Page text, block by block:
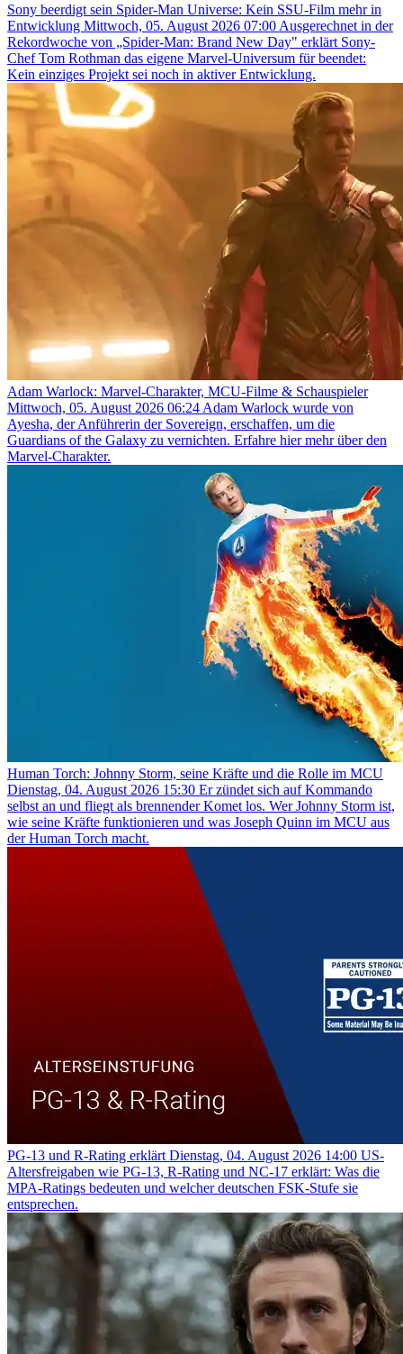
Sony beerdigt sein Spider-Man Universe: Kein SSU-Film mehr in
Entwicklung Mittwoch, 05. August 2026 07:00 Ausgerechnet in der
Rekordwoche von „Spider-Man: Brand New Day" erklärt Sony-
Chef Tom Rothman das eigene Marvel-Universum für beendet:
Kein einziges Projekt sei noch in aktiver Entwicklung.
Adam Warlock: Marvel-Charakter, MCU-Filme & Schauspieler
Mittwoch, 05. August 2026 06:24 Adam Warlock wurde von
Ayesha, der Anführerin der Sovereign, erschaffen, um die
Guardians of the Galaxy zu vernichten. Erfahre hier mehr über den
Marvel-Charakter.
Human Torch: Johnny Storm, seine Kräfte und die Rolle im MCU
Dienstag, 04. August 2026 15:30 Er zündet sich auf Kommando
selbst an und fliegt als brennender Komet los. Wer Johnny Storm ist,
wie seine Kräfte funktionieren und was Joseph Quinn im MCU aus
der Human Torch macht.
PG-13 und R-Rating erklärt Dienstag, 04. August 2026 14:00 US-
Altersfreigaben wie PG-13, R-Rating und NC-17 erklärt: Was die
MPA-Ratings bedeuten und welcher deutschen FSK-Stufe sie
entsprechen.